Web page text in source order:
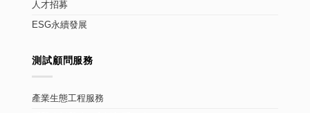
人才招募
ESG永續發展
測試顧問服務
產業生態工程服務